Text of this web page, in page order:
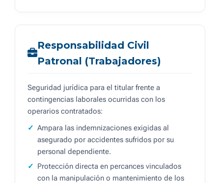
Responsabilidad Civil
Patronal (Trabajadores)
Seguridad jurídica para el titular frente a
contingencias laborales ocurridas con los
operarios contratados:
Ampara las indemnizaciones exigidas al
asegurado por accidentes sufridos por su
personal dependiente.
Protección directa en percances vinculados
con la manipulación o mantenimiento de los